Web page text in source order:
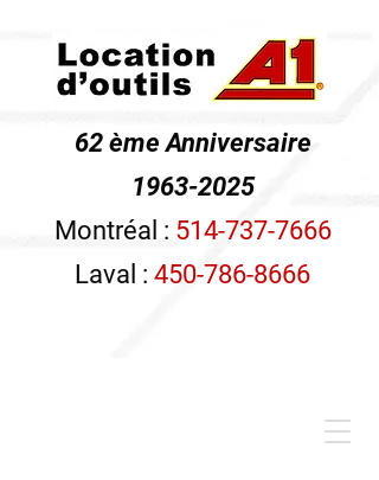
62 ème Anniversaire
1963-2025
Montréal : 514-737-7666
Laval : 450-786-8666